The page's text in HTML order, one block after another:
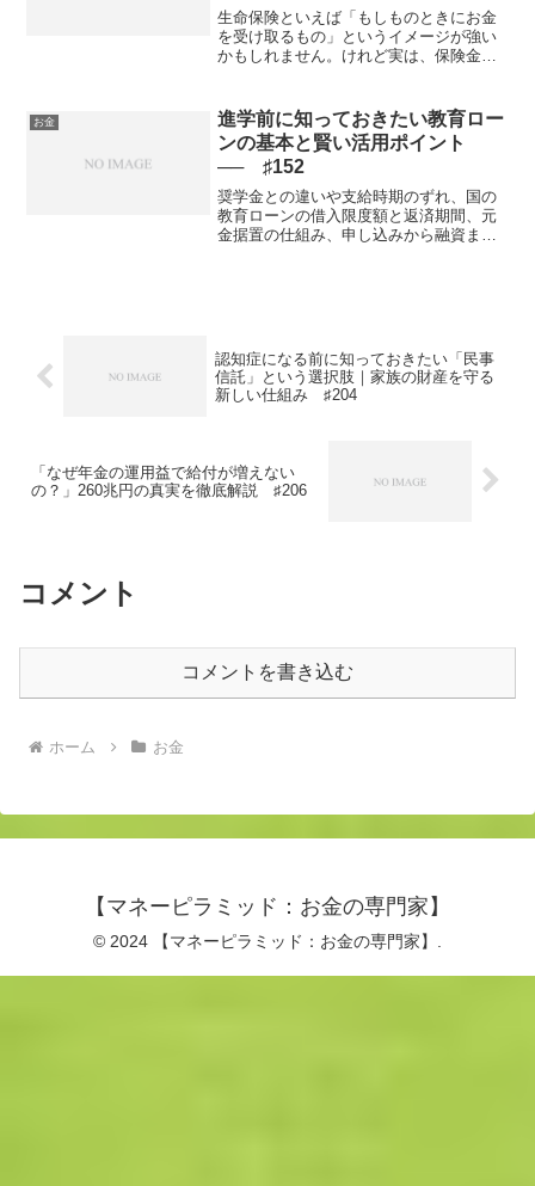
生命保険といえば「もしものときにお金
を受け取るもの」というイメージが強い
かもしれません。けれど実は、保険金と
じでしょうか。これがいわゆる「付帯サ
ービス」。意外と知られて...
お金
進学前に知っておきたい教育ロー
ンの基本と賢い活用ポイント
── ♯152
奨学金との違いや支給時期のずれ、国の
教育ローンの借入限度額と返済期間、元
金据置の仕組み、申し込みから融資まで
認知症になる前に知っておきたい「民事
信託」という選択肢｜家族の財産を守る
新しい仕組み ♯204
「なぜ年金の運用益で給付が増えない
の？」260兆円の真実を徹底解説 ♯206
コメント
コメントを書き込む
ホーム お金
【マネーピラミッド：お金の専門家】
© 2024 【マネーピラミッド：お金の専門家】.